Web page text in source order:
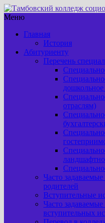
Меню
Главная
История
Абитуриенту
Перечень
дошкольное
отраслям)
Часто
родителей
Вступительные
Часто
вступительных